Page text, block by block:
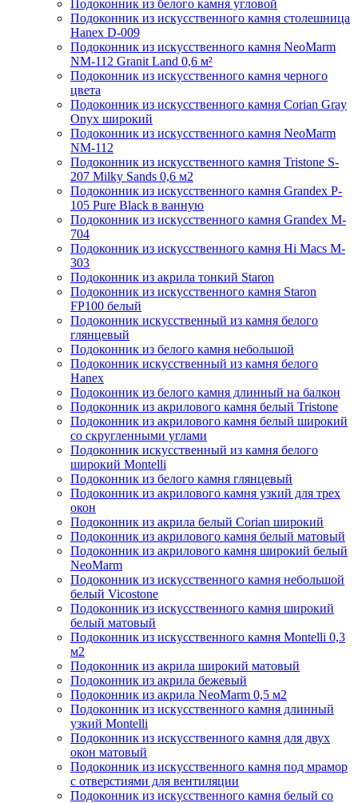
Подоконник из белого камня угловой
Подоконник из искусственного камня столешница
Hanex D-009
Подоконник из искусственного камня NeoMarm
NM-112 Granit Land 0,6 м²
Подоконник из искусственного камня черного
цвета
Подоконник из искусственного камня Corian Gray
Onyx широкий
Подоконник из искусственного камня NeoMarm
NM-112
Подоконник из искусственного камня Tristone S-
207 Milky Sands 0,6 м2
Подоконник из искусственного камня Grandex P-
105 Pure Black в ванную
Подоконник из искусственного камня Grandex M-
704
Подоконник из искусственного камня Hi Macs M-
303
Подоконник из акрила тонкий Staron
Подоконник из искусственного камня Staron
FP100 белый
Подоконник искусственный из камня белого
глянцевый
Подоконник из белого камня небольшой
Подоконник искусственный из камня белого
Hanex
Подоконник из белого камня длинный на балкон
Подоконник из акрилового камня белый Tristone
Подоконник из акрилового камня белый широкий
со скругленными углами
Подоконник искусственный из камня белого
широкий Montelli
Подоконник из белого камня глянцевый
Подоконник из акрилового камня узкий для трех
окон
Подоконник из акрила белый Corian широкий
Подоконник из акрилового камня белый матовый
Подоконник из акрилового камня широкий белый
NeoMarm
Подоконник из искусственного камня небольшой
белый Vicostone
Подоконник из искусственного камня широкий
белый матовый
Подоконник из искусственного камня Montelli 0,3
м2
Подоконник из акрила широкий матовый
Подоконник из акрила бежевый
Подоконник из акрила NeoMarm 0,5 м2
Подоконник из искусственного камня длинный
узкий Montelli
Подоконник из искусственного камня для двух
окон матовый
Подоконник из искусственного камня под мрамор
с отверстиями для вентиляции
Подоконник из искусственного камня белый со